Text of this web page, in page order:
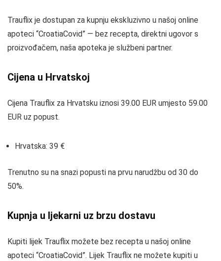
Trauflix je dostupan za kupnju ekskluzivno u našoj online
apoteci “CroatiaCovid” — bez recepta, direktni ugovor s
proizvođačem, naša apoteka je službeni partner.
Cijena u Hrvatskoj
Cijena Trauflix za Hrvatsku iznosi 39.00 EUR umjesto 59.00
EUR uz popust.
Hrvatska: 39 €
Trenutno su na snazi popusti na prvu narudžbu od 30 do
50%.
Kupnja u ljekarni uz brzu dostavu
Kupiti lijek Trauflix možete bez recepta u našoj online
apoteci “CroatiaCovid”. Lijek Trauflix ne možete kupiti u